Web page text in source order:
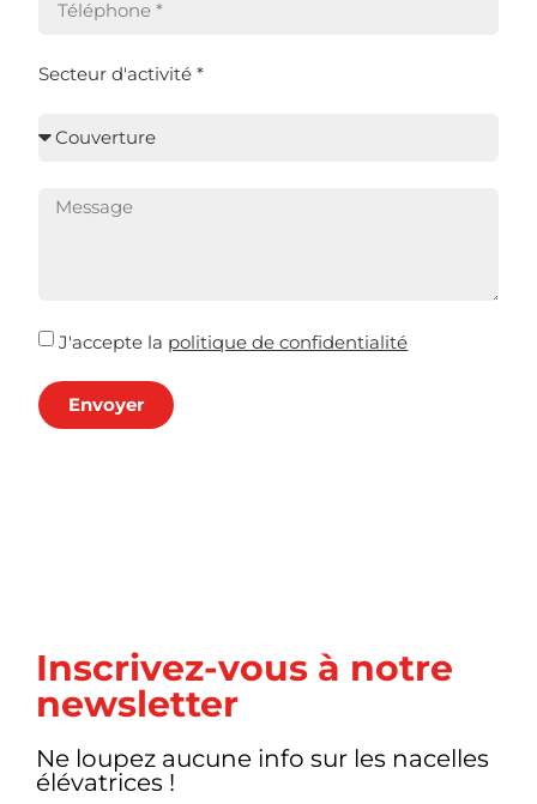
Secteur d'activité *
J'accepte la politique de confidentialité
Envoyer
Inscrivez-vous à notre
newsletter
Ne loupez aucune info sur les nacelles
élévatrices !